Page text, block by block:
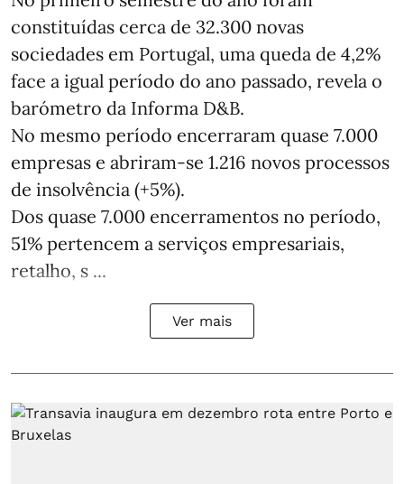
constituídas cerca de 32.300 novas
sociedades em Portugal, uma queda de 4,2%
face a igual período do ano passado, revela o
barómetro da Informa D&B.
No mesmo período encerraram quase 7.000
empresas e abriram‑se 1.216 novos processos
de insolvência (+5%).
Dos quase 7.000 encerramentos no período,
51% pertencem a serviços empresariais,
retalho, s ...
Ver mais